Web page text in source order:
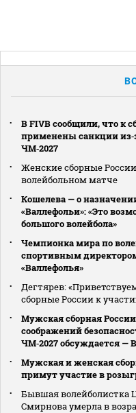
В FIVB сообщили, что к
применены санкции
ЧМ‑2027
Женские сборные
волейбольном матче
Кошелева — о
«Валлефольи»: «Это
большого волейбола»
Чемпионка мира по
спортивным
«Валлефолья»
Дегтярев:
сборные России к
Мужская сборная
соображений
ЧМ‑2027 обсуждается —
Мужская и женская
примут участие в
Бывшая волейболистка
Смирнова умерла в